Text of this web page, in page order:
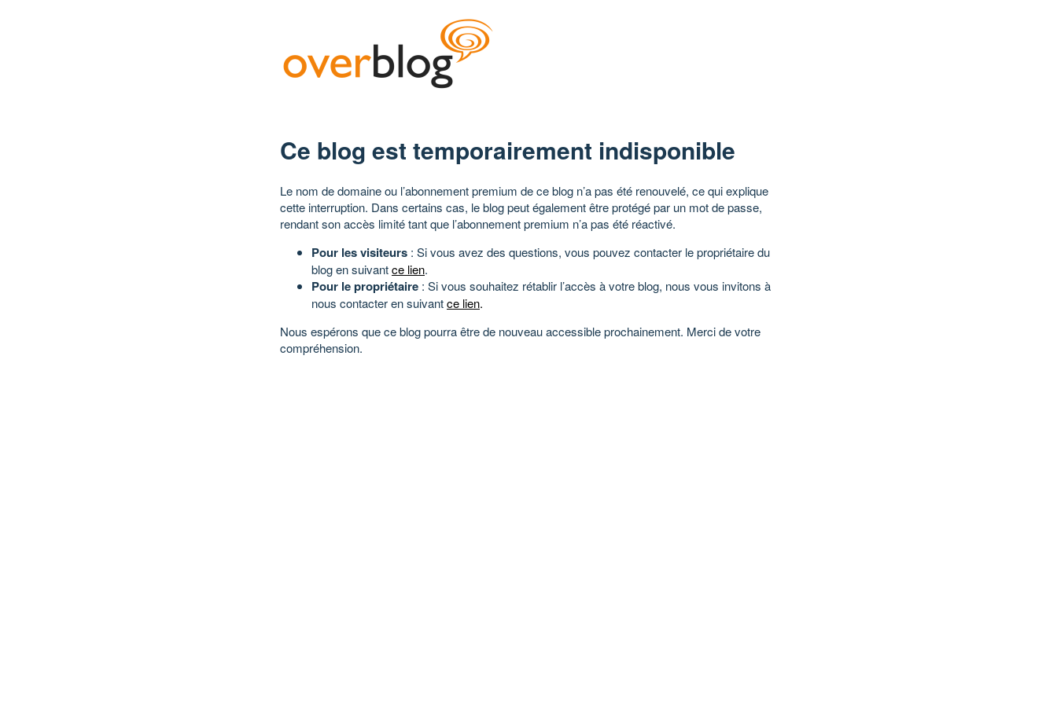
Ce blog est temporairement indisponible
Le nom de domaine ou l’abonnement premium de ce blog n’a pas été renouvelé, ce qui explique
cette interruption. Dans certains cas, le blog peut également être protégé par un mot de passe,
rendant son accès limité tant que l’abonnement premium n’a pas été réactivé.
Pour les visiteurs : Si vous avez des questions, vous pouvez contacter le propriétaire du
blog en suivantce lien.
Pour le propriétaire : Si vous souhaitez rétablir l’accès à votre blog, nous vous invitons à
nous contacter en suivantce lien.
Nous espérons que ce blog pourra être de nouveau accessible prochainement. Merci de votre
compréhension.